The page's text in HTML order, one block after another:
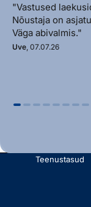
"Vastused
Nõustaja on
Väga abivalmis."
Uve, 07.07.26
Teenustasud